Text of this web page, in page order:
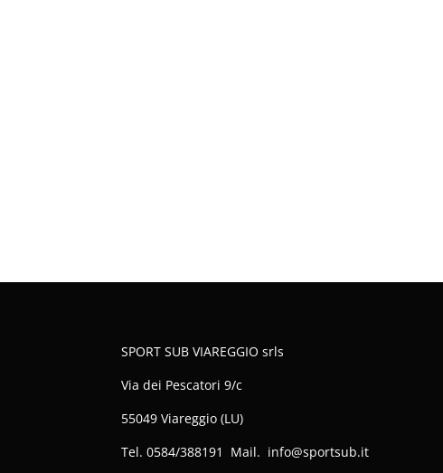
SPORT SUB VIAREGGIO srls
Via dei Pescatori 9/c
55049 Viareggio (LU)
Tel. 0584/388191 Mail. info@sportsub.it